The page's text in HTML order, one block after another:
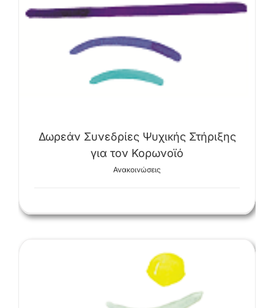
Δωρεάν Συνεδρίες Ψυχικής Στήριξης
για τον Κορωνοϊό
Ανακοινώσεις